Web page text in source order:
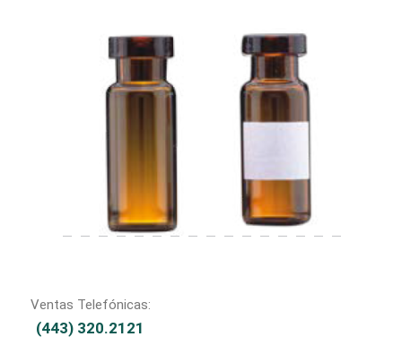
Ventas Telefónicas:
(443) 320.2121